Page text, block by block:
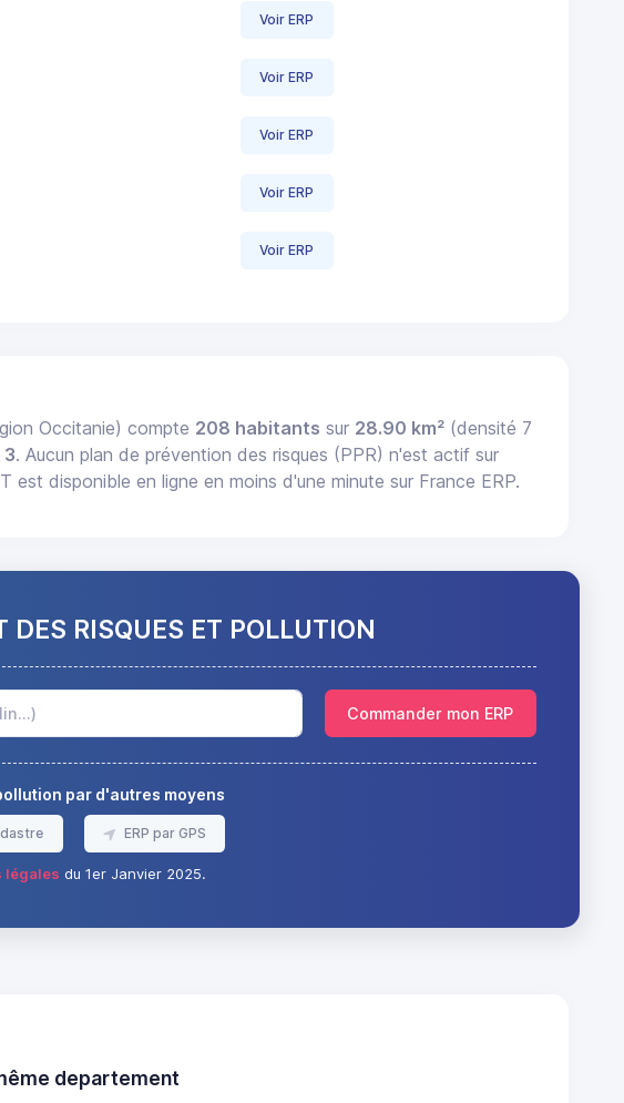
Voir ERP
Voir ERP
Voir ERP
Voir ERP
Voir ERP
Occitanie) compte 208 habitants sur 28.90 km² (densité 7
. Aucun plan de prévention des risques (PPR) n'est actif sur
est disponible en ligne en moins d'une minute sur France ERP.
RISQUES ET POLLUTION
Commander mon ERP
par d'autres moyens
ERP par GPS
légales du 1er Janvier 2025.
departement